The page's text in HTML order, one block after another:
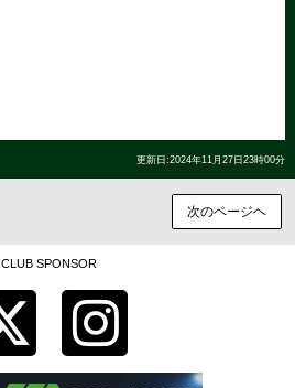
更新日:2024年11月27日23時00分
次のページヘ
CLUB SPONSOR